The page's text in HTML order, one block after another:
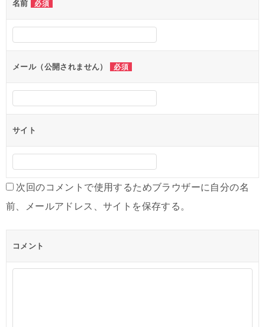
名前 必須
メール（公開されません） 必須
サイト
次回のコメントで使用するためブラウザーに自分の名
前、メールアドレス、サイトを保存する。
コメント